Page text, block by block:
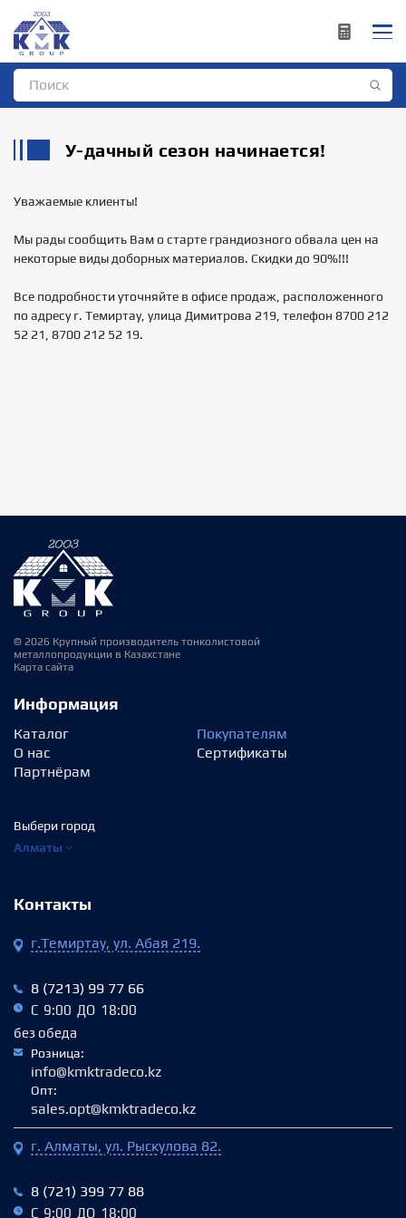
У-дачный сезон начинается!
Уважаемые клиенты!
Мы рады сообщить Вам о старте грандиозного обвала цен на
некоторые виды доборных материалов. Скидки до 90%!!!
Все подробности уточняйте в офисе продаж, расположенного
по адресу г. Темиртау, улица Димитрова 219, телефон 8700 212
52 21, 8700 212 52 19.
© 2026 Крупный производитель тонколистовой
металлопродукции в Казахстане
Карта сайта
Информация
Каталог
О нас
Партнёрам
Покупателям
Сертификаты
Выбери город
Алматы
Контакты
г.Темиртау, ул. Абая 219.
8 (7213) 99 77 66
С 9:00 ДО 18:00
без обеда
Розница:
info@kmktradeco.kz
Опт:
sales.opt@kmktradeco.kz
г. Алматы, ул. Рыскулова 82.
8 (721) 399 77 88
С 9:00 ДО 18:00